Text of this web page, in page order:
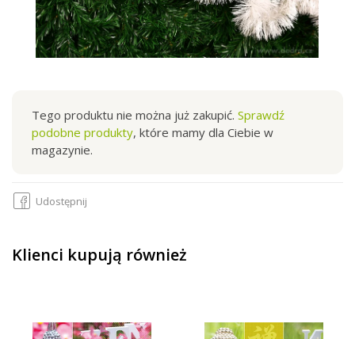
Tego produktu nie można już zakupić. Sprawdź
podobne produkty, które mamy dla Ciebie w
magazynie.
Udostępnij
Klienci kupują również